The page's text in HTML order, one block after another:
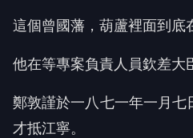
這個曾國藩，葫蘆裡面到底
他在等專案負責人員欽差大
鄭敦謹於一八七一年一月七
才抵江寧。